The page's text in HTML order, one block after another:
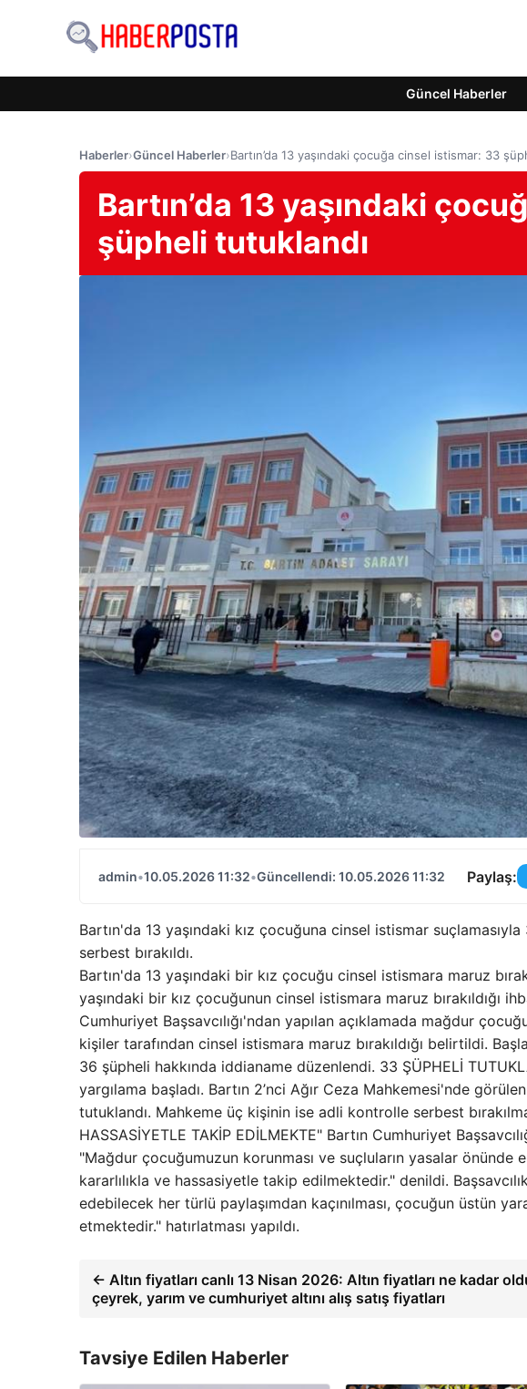
Güncel Haberler
Haberler›Güncel Haberler›Bartın’da 13 yaşındaki çocuğa cinsel istismar: 33
Bartın’da 13 yaşındaki
şüpheli tutuklandı
admin•10.05.2026 11:32•Güncellendi: 10.05.2026 11:32 Paylaş:
Bartın'da 13 yaşındaki kız çocuğuna cinsel istismar
serbest bırakıldı.
Bartın'da 13 yaşındaki bir kız çocuğu cinsel istismara maruz
yaşındaki bir kız çocuğunun cinsel istismara maruz bırakıldığı
Cumhuriyet Başsavcılığı'ndan yapılan açıklamada mağdur
kişiler tarafından cinsel istismara maruz bırakıldığı belirtildi.
36 şüpheli hakkında iddianame düzenlendi. 33 ŞÜPHELİ
yargılama başladı. Bartın 2’nci Ağır Ceza Mahkemesi'nde
tutuklandı. Mahkeme üç kişinin ise adli kontrolle serbest
HASSASİYETLE TAKİP EDİLMEKTE" Bartın Cumhuriyet
"Mağdur çocuğumuzun korunması ve suçluların yasalar önünde
kararlılıkla ve hassasiyetle takip edilmektedir." denildi.
edebilecek her türlü paylaşımdan kaçınılması, çocuğun üstün
etmektedir." hatırlatması yapıldı.
← Altın fiyatları canlı 13 Nisan 2026: Altın fiyatları ne kadar
çeyrek, yarım ve cumhuriyet altını alış satış fiyatları
Tavsiye Edilen Haberler